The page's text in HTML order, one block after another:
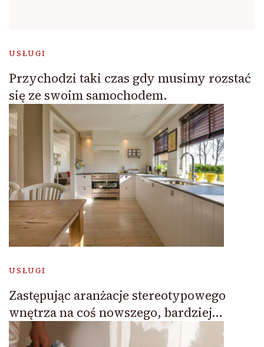
USŁUGI
Przychodzi taki czas gdy musimy rozstać
się ze swoim samochodem.
USŁUGI
Zastępując aranżacje stereotypowego
wnętrza na coś nowszego, bardziej…